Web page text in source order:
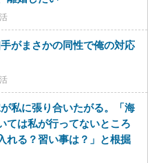
がまさかの同性で俺の対応
私に張り合いたがる。「海
ては私が行ってないところ
れる？習い事は？」と根掘